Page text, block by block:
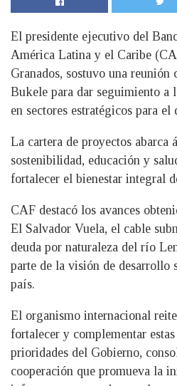
El presidente ejecutivo del
América Latina y el Caribe
Granados, sostuvo una reunión
Bukele para dar seguimiento a
en sectores estratégicos para
La cartera de proyectos abarca
sostenibilidad, educación y
fortalecer el bienestar integral
CAF destacó los avances
El Salvador Vuela, el cable
deuda por naturaleza del río
parte de la visión de desarrollo
país.
El organismo internacional
fortalecer y complementar
prioridades del Gobierno,
cooperación que promueva la